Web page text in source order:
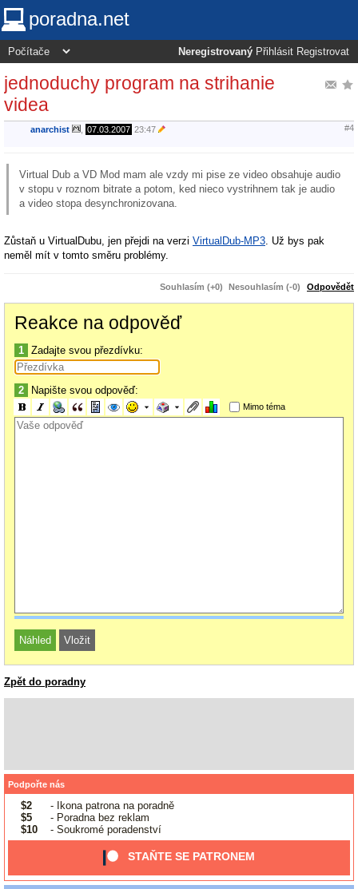
poradna.net
Neregistrovaný Přihlásit Registrovat
jednoduchy program na strihanie
videa
anarchist 07.03.2007 23:47 #4
Virtual Dub a VD Mod mam ale vzdy mi pise ze video obsahuje audio
v stopu v roznom bitrate a potom, ked nieco vystrihnem tak je audio
a video stopa desynchronizovana.
Zůstaň u VirtualDubu, jen přejdi na verzi VirtualDub-MP3. Už bys pak
neměl mít v tomto směru problémy.
Souhlasím (+0) Nesouhlasím (-0) Odpovědět
Reakce na odpověď
1 Zadajte svou přezdívku:
2 Napište svou odpověď:
Mimo téma
Zpět do poradny
Podpořte nás
$2
- Ikona patrona na poradně
$5
- Poradna bez reklam
$10
- Soukromé poradenství
STAŇTE SE PATRONEM